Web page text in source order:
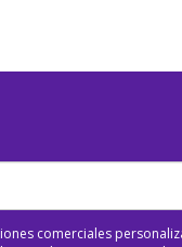
comerciales